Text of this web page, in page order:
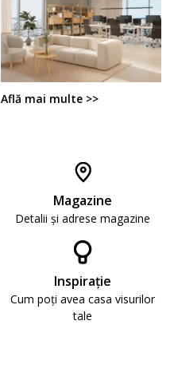
Află mai multe >>
Magazine
Detalii și adrese magazine
Inspirație
Cum poți avea casa visurilor
tale